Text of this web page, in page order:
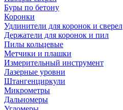
Буры по бетону
Коронки
Удлинители для коронок и сверел
Держатели для коронок и пил
Пилы кольцевые
Метчики и плашки
Измерительный инструмент
Лазерные уровни
Штангенциркули
Микрометры
Дальномеры